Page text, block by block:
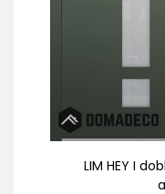
LIM HEY I